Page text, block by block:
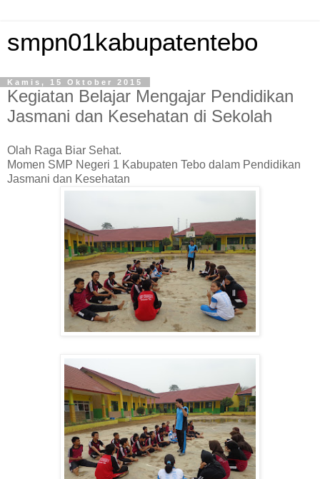
smpn01kabupatentebo
Kamis, 15 Oktober 2015
Kegiatan Belajar Mengajar Pendidikan
Jasmani dan Kesehatan di Sekolah
Olah Raga Biar Sehat.
Momen SMP Negeri 1 Kabupaten Tebo dalam Pendidikan
Jasmani dan Kesehatan